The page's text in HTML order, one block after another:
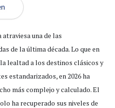
una de las
de la última década. Lo que en
lealtad a los destinos clásicos y
estandarizados, en 2026 ha
más complejo y calculado. El
ha recuperado sus niveles de